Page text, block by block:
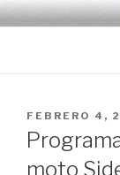
Saltar
al
Casa Museu
PUBLICADO
EL
FEBRERO 4,
moto